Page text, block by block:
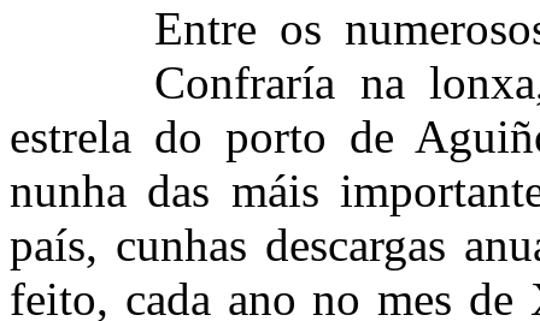
Entre os
Confraría na
estrela do porto de
nunha das máis
país, cunhas descargas
feito, cada ano no mes de